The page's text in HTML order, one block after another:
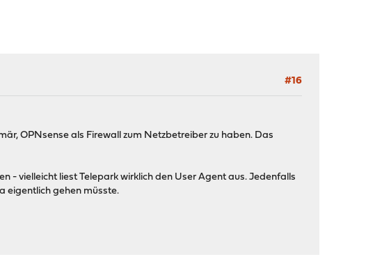
#16
OPNsense als Firewall zum Netzbetreiber zu haben. Das
- vielleicht liest Telepark wirklich den User Agent aus. Jedenfalls
eigentlich gehen müsste.